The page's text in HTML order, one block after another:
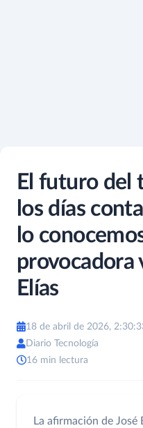
El futuro del
los días
lo
provocadora
Elías
18 de abril de 2026,
Diario Tecnología
16 min lectura
La afirmación de José